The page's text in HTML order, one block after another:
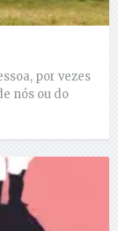
por vezes
nós ou do